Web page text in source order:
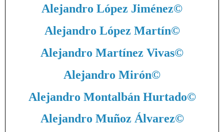
Alejandro López Jiménez©
Alejandro López Martín©
Alejandro Martínez Vivas©
Alejandro Mirón©
Alejandro Montalbán Hurtado©
Alejandro Muñoz Álvarez©